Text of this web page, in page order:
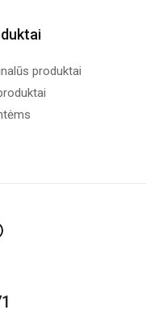
produktai